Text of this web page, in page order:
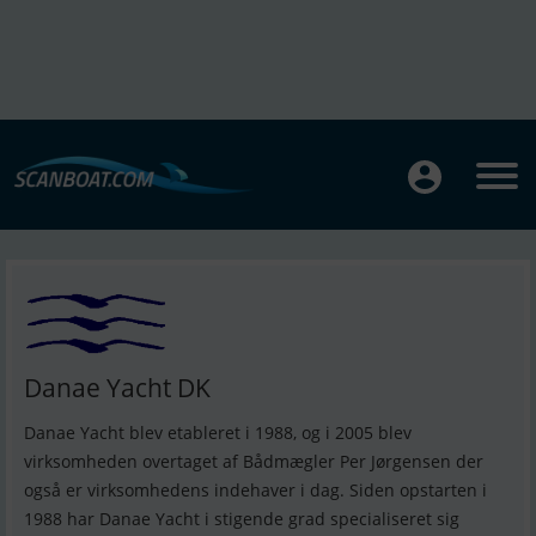
Danae Yacht DK
Danae Yacht blev etableret i 1988, og i 2005 blev
virksomheden overtaget af Bådmægler Per Jørgensen der
også er virksomhedens indehaver i dag. Siden opstarten i
1988 har Danae Yacht i stigende grad specialiseret sig